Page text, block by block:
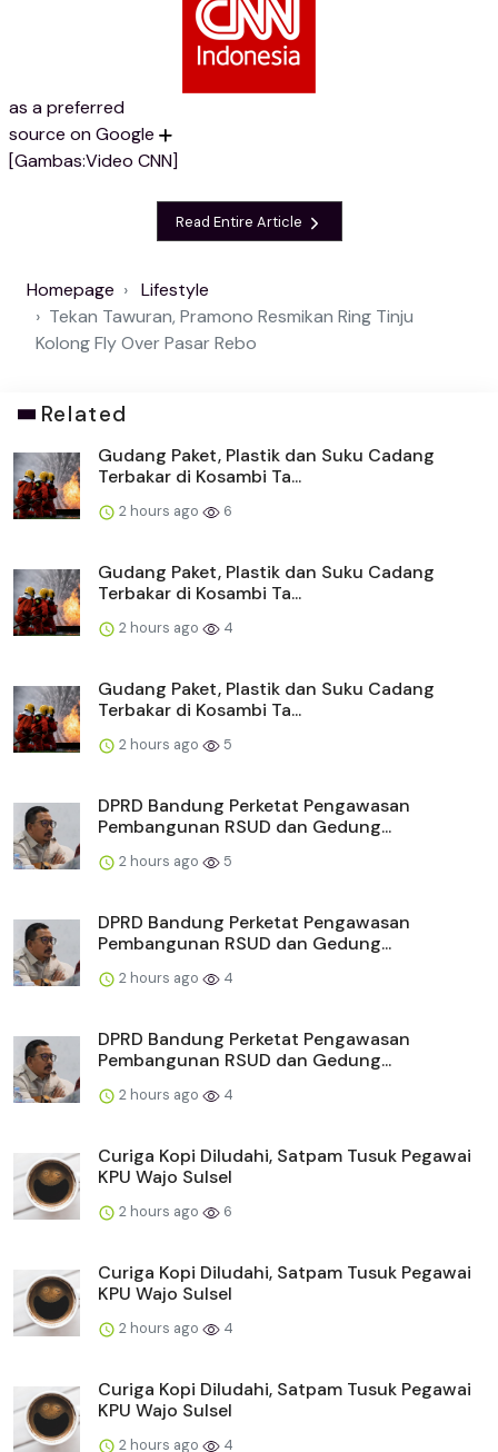
as a preferred
source on Google
[Gambas:Video CNN]
Read Entire Article
Homepage
Lifestyle
Tekan Tawuran, Pramono Resmikan Ring Tinju
Kolong Fly Over Pasar Rebo
Related
Gudang Paket, Plastik dan Suku Cadang
Terbakar di Kosambi Ta...
2 hours ago 6
Gudang Paket, Plastik dan Suku Cadang
Terbakar di Kosambi Ta...
2 hours ago 4
Gudang Paket, Plastik dan Suku Cadang
Terbakar di Kosambi Ta...
2 hours ago 5
DPRD Bandung Perketat Pengawasan
Pembangunan RSUD dan Gedung...
2 hours ago 5
DPRD Bandung Perketat Pengawasan
Pembangunan RSUD dan Gedung...
2 hours ago 4
DPRD Bandung Perketat Pengawasan
Pembangunan RSUD dan Gedung...
2 hours ago 4
Curiga Kopi Diludahi, Satpam Tusuk Pegawai
KPU Wajo Sulsel
2 hours ago 6
Curiga Kopi Diludahi, Satpam Tusuk Pegawai
KPU Wajo Sulsel
2 hours ago 4
Curiga Kopi Diludahi, Satpam Tusuk Pegawai
KPU Wajo Sulsel
2 hours ago 4